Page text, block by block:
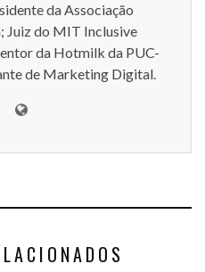
da Associação
Juiz do MIT Inclusive
da Hotmilk da PUC-
de Marketing Digital.